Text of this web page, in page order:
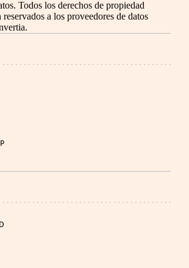
Todos los derechos de propiedad
reservados a los proveedores de datos